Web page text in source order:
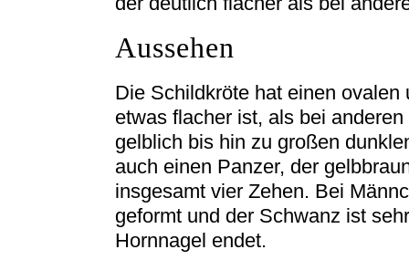
Aussehen
Die Schildkröte hat einen
etwas flacher ist, als bei
gelblich bis hin zu großen
auch einen Panzer, der
insgesamt vier Zehen. Bei
geformt und der Schwanz ist
Hornnagel endet.